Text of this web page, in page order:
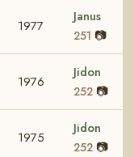
1977
Janus
251 📷
1976
Jidon
252 📷
1975
Jidon
252 📷